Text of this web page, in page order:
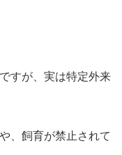
すが、実は特定外来
、飼育が禁止されて